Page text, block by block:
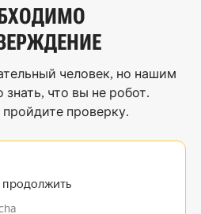
человек, но нашим
что вы не робот.
проверку.